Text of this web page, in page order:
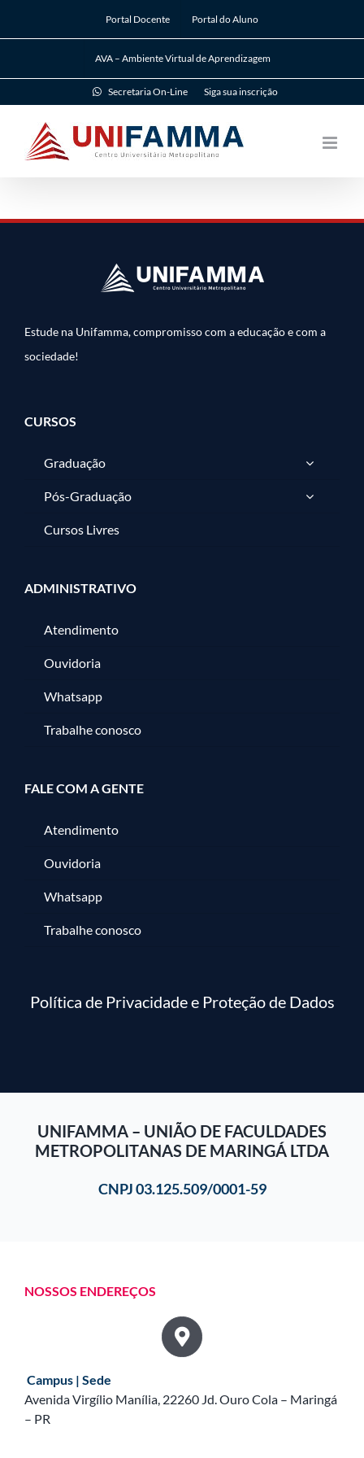
Portal Docente Portal do Aluno
AVA – Ambiente Virtual de Aprendizagem
Secretaria On-Line Siga sua inscrição
Estude na Unifamma, compromisso com a educação e com a
sociedade!
CURSOS
Graduação
Pós-Graduação
Cursos Livres
ADMINISTRATIVO
Atendimento
Ouvidoria
Whatsapp
Trabalhe conosco
FALE COM A GENTE
Atendimento
Ouvidoria
Whatsapp
Trabalhe conosco
Política de Privacidade e Proteção de Dados
UNIFAMMA – UNIÃO DE FACULDADES
METROPOLITANAS DE MARINGÁ LTDA
CNPJ 03.125.509/0001-59
NOSSOS ENDEREÇOS
Campus | Sede
Avenida Virgílio Manília, 22260 Jd. Ouro Cola – Maringá
– PR